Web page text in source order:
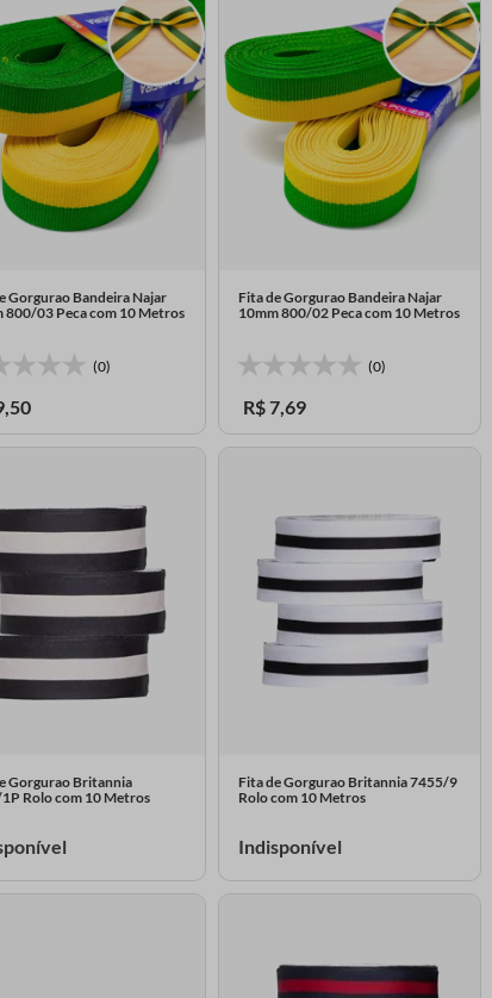
Gorgurao Bandeira Najar
800/03 Peca com 10 Metros
(0)
,50
Fita de Gorgurao Bandeira Najar
10mm 800/02 Peca com 10 Metros
(0)
R$7,69
Gorgurao Britannia
Rolo com 10 Metros
Fita de Gorgurao Britannia 7455/9
Rolo com 10 Metros
Indisponível